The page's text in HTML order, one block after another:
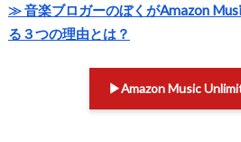
≫ 音楽ブロガーのぼくがAmazon
る３つの理由とは？
▶︎Amazon Music